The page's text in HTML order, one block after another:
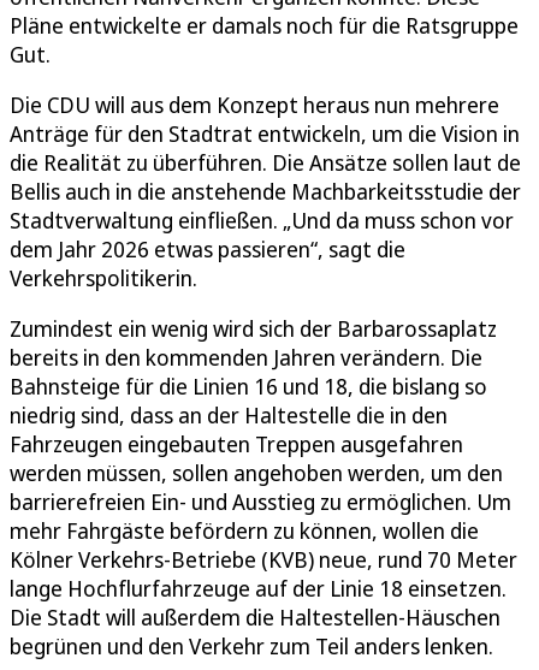
Pläne entwickelte er damals noch für die Ratsgruppe
Gut.
Die CDU will aus dem Konzept heraus nun mehrere
Anträge für den Stadtrat entwickeln, um die Vision in
die Realität zu überführen. Die Ansätze sollen laut de
Bellis auch in die anstehende Machbarkeitsstudie der
Stadtverwaltung einfließen. „Und da muss schon vor
dem Jahr 2026 etwas passieren“, sagt die
Verkehrspolitikerin.
Zumindest ein wenig wird sich der Barbarossaplatz
bereits in den kommenden Jahren verändern. Die
Bahnsteige für die Linien 16 und 18, die bislang so
niedrig sind, dass an der Haltestelle die in den
Fahrzeugen eingebauten Treppen ausgefahren
werden müssen, sollen angehoben werden, um den
barrierefreien Ein- und Ausstieg zu ermöglichen. Um
mehr Fahrgäste befördern zu können, wollen die
Kölner Verkehrs-Betriebe (KVB) neue, rund 70 Meter
lange Hochflurfahrzeuge auf der Linie 18 einsetzen.
Die Stadt will außerdem die Haltestellen-Häuschen
begrünen und den Verkehr zum Teil anders lenken.